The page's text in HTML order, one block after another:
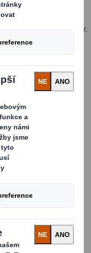
problémy a najít
recyklovatelné“ obaly.
prostředí je z 80 %
přibližně 800
Naše
umožňují
obalových
pro miliony
jedné miliardy kusů
cíl. Naše vize
a zahrnuje
o
budoucími
který můžeme